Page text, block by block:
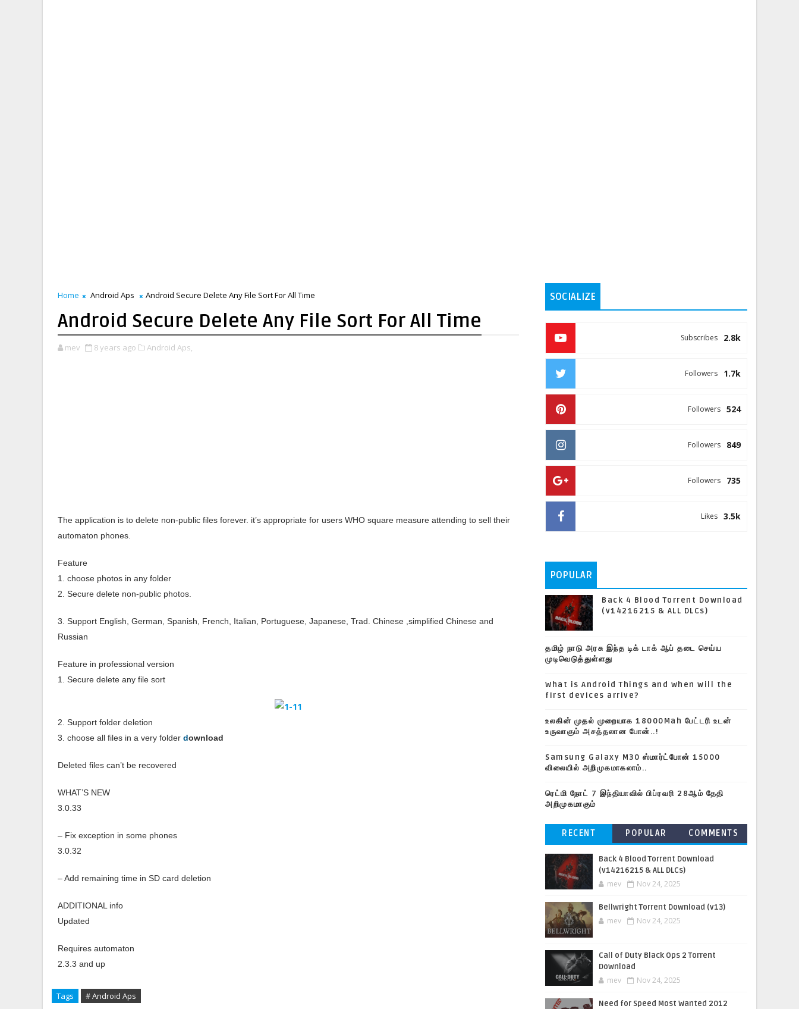
Home Android Aps Android Secure Delete Any File Sort For All Time
Android Secure Delete Any File Sort For All Time
mev 8 years ago Android Aps,
The application is to delete non-public files forever. it’s appropriate for users WHO square measure attending to sell their
automaton phones.
Feature
1. choose photos in any folder
2. Secure delete non-public photos.
3. Support English, German, Spanish, French, Italian, Portuguese, Japanese, Trad. Chinese ,simplified Chinese and
Russian
Feature in professional version
1. Secure delete any file sort
2. Support folder deletion
3. choose all files in a very folder download
Deleted files can’t be recovered
WHAT’S NEW
3.0.33
– Fix exception in some phones
3.0.32
– Add remaining time in SD card deletion
ADDITIONAL info
Updated
Requires automaton
2.3.3 and up
Tags # Android Aps
SOCIALIZE
2.8k
Subscribes
1.7k
Followers
524
Followers
849
Followers
735
Followers
3.5k
Likes
POPULAR
Back 4 Blood Torrent Download
(v14216215 & ALL DLCs)
தமிழ் நாடு அரசு இந்த டிக் டாக் ஆப் தடை செய்ய
முடிவெடுத்துள்ளது
What is Android Things and when will the
first devices arrive?
உலகின் முதல் முறையாக 18000Mah பேட்டரி உடன்
உருவாகும் அசத்தலான போன்..!
Samsung Galaxy M30 ஸ்மார்ட்போன் 15000
விலையில் அறிமுகமாகலாம்..
ரெட்மி நோட் 7 இந்தியாவில் பிப்ரவரி 28ஆம் தேதி
அறிமுகமாகும்
RECENT POPULAR COMMENTS
Back 4 Blood Torrent Download
(v14216215 & ALL DLCs)
mev Nov 24, 2025
Bellwright Torrent Download (v13)
mev Nov 24, 2025
Call of Duty Black Ops 2 Torrent
Download
mev Nov 24, 2025
Need for Speed Most Wanted 2012